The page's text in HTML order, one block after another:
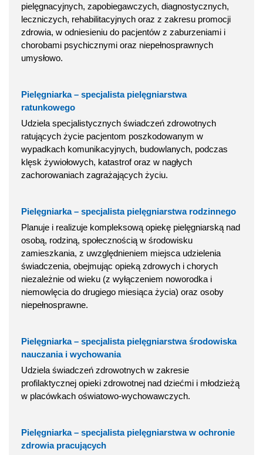
pielęgnacyjnych, zapobiegawczych, diagnostycznych,
leczniczych, rehabilitacyjnych oraz z zakresu promocji
zdrowia, w odniesieniu do pacjentów z zaburzeniami i
chorobami psychicznymi oraz niepełnosprawnych
umysłowo.
Pielęgniarka – specjalista pielęgniarstwa
ratunkowego
Udziela specjalistycznych świadczeń zdrowotnych
ratujących życie pacjentom poszkodowanym w
wypadkach komunikacyjnych, budowlanych, podczas
klęsk żywiołowych, katastrof oraz w nagłych
zachorowaniach zagrażających życiu.
Pielęgniarka – specjalista pielęgniarstwa rodzinnego
Planuje i realizuje kompleksową opiekę pielęgniarską nad
osobą, rodziną, społecznością w środowisku
zamieszkania, z uwzględnieniem miejsca udzielenia
świadczenia, obejmując opieką zdrowych i chorych
niezależnie od wieku (z wyłączeniem noworodka i
niemowlęcia do drugiego miesiąca życia) oraz osoby
niepełnosprawne.
Pielęgniarka – specjalista pielęgniarstwa środowiska
nauczania i wychowania
Udziela świadczeń zdrowotnych w zakresie
profilaktycznej opieki zdrowotnej nad dziećmi i młodzieżą
w placówkach oświatowo-wychowawczych.
Pielęgniarka – specjalista pielęgniarstwa w ochronie
zdrowia pracujących